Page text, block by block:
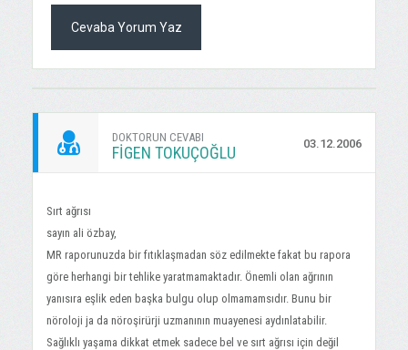
Cevaba Yorum Yaz
DOKTORUN CEVABI
FIGEN TOKUÇOĞLU 03.12.2006
Sırt ağrısı
sayın ali özbay,
MR raporunuzda bir fıtıklaşmadan söz edilmekte fakat bu rapora
göre herhangi bir tehlike yaratmamaktadır. Önemli olan ağrının
yanısıra eşlik eden başka bulgu olup olmamamsıdır. Bunu bir
nöroloji ja da nöroşirürji uzmanının muayenesi aydınlatabilir.
Sağlıklı yaşama dikkat etmek sadece bel ve sırt ağrısı için değil